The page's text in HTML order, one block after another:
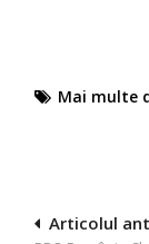
Mai multe
Navigare
Articolul